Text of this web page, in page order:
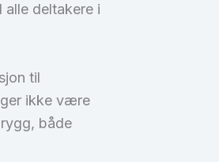
deltakere i
til
ikke være
både